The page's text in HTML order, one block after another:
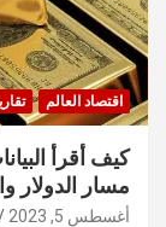
اقتصاد العالم
كيف أقرأ
مسار الدولار
أغسطس 5, 2023